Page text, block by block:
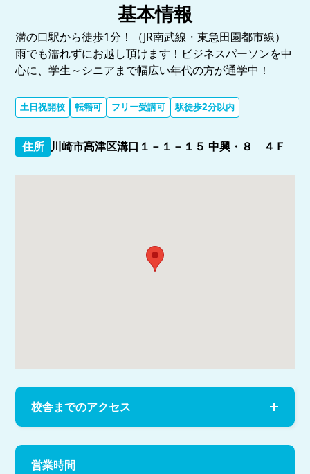
基本情報
溝の口駅から徒歩1分！（JR南武線・東急田園都市線）
雨でも濡れずにお越し頂けます！ビジネスパーソンを中
心に、学生～シニアまで幅広い年代の方が通学中！
土日祝開校 転籍可 フリー受講可 駅徒歩2分以内
住所 川崎市高津区溝口１－１－１５ 中興・８ ４Ｆ
校舎までのアクセス
営業時間